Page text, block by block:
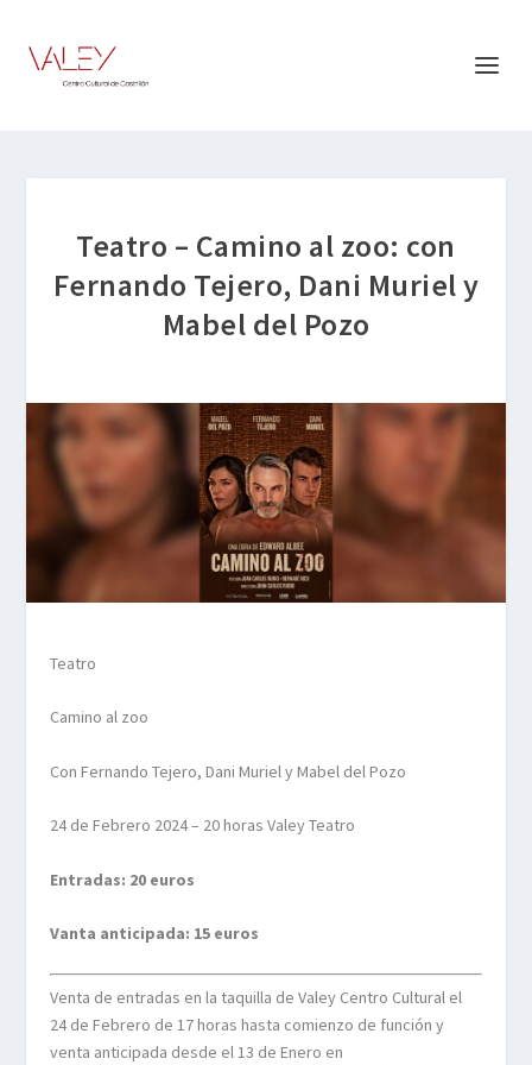
Teatro – Camino al zoo: con
Fernando Tejero, Dani Muriel y
Mabel del Pozo
Teatro
Camino al zoo
Con Fernando Tejero, Dani Muriel y Mabel del Pozo
24 de Febrero 2024 – 20 horas Valey Teatro
Entradas: 20 euros
Vanta anticipada: 15 euros
Venta de entradas en la taquilla de Valey Centro Cultural el
24 de Febrero de 17 horas hasta comienzo de función y
venta anticipada desde el 13 de Enero en